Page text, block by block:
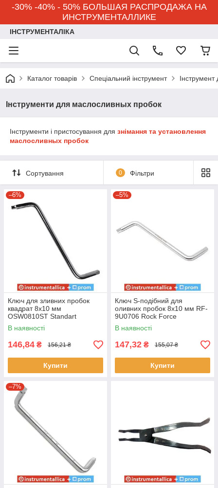
-30% -40% - 50% БОЛЬШАЯ РАСПРОДАЖА НА
ИНСТРУМЕНТАЛЛИКЕ
ІНСТРУМЕНТАЛІКА
Каталог товарів Спеціальний інструмент Інструмент
Інструменти для маслосливных пробок
Інструменти і пристосування для знімання та установлення
маслосливных пробок
Сортування 0 Фільтри
–6%
Ключ для зливних пробок
квадрат 8x10 мм
OSW0810ST Standart
В наявності
146,84 ₴ 156,21 ₴
Купити
–5%
Ключ S-подібний для
оливних пробок 8х10 мм RF-
9U0706 Rock Force
В наявності
147,32 ₴ 155,07 ₴
Купити
–7%